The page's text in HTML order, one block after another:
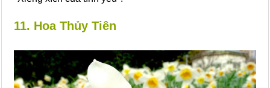
11. Hoa Thủy Tiên